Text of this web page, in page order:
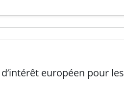
One, s’est amarrée au
européen pour les